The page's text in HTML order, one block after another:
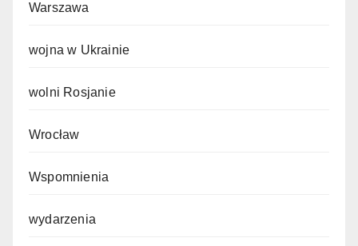
Warszawa
wojna w Ukrainie
wolni Rosjanie
Wrocław
Wspomnienia
wydarzenia